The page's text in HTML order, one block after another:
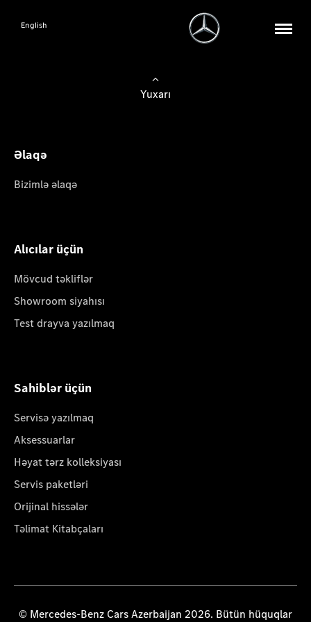
English
Yuxarı
Əlaqə
Bizimlə əlaqə
Alıcılar üçün
Mövcud təkliflər
Showroom siyahısı
Test drayva yazılmaq
Sahiblər üçün
Servisə yazılmaq
Aksessuarlar
Həyat tərz kolleksiyası
Servis paketləri
Orijinal hissələr
Təlimat Kitabçaları
© Mercedes-Benz Cars Azerbaijan 2026. Bütün hüquqlar